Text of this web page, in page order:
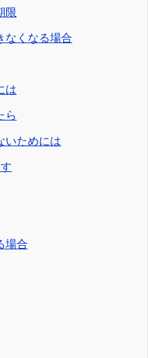
限
なくなる場合
は
ら
いためには
場合